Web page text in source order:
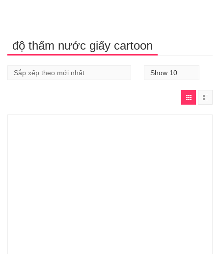
độ thấm nước giấy cartoon